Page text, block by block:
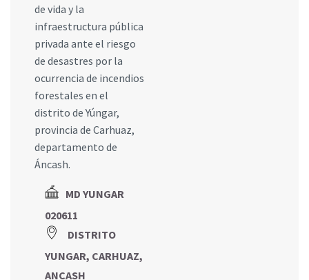
de vida y la
infraestructura pública
privada ante el riesgo
de desastres por la
ocurrencia de incendios
forestales en el
distrito de Yúngar,
provincia de Carhuaz,
departamento de
Áncash.
MD YUNGAR
020611
DISTRITO
YUNGAR, CARHUAZ,
ANCASH